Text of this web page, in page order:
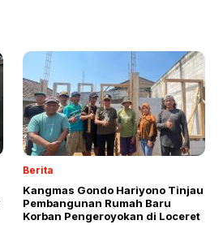
Berita
Kangmas Gondo Hariyono Tinjau
Pembangunan Rumah Baru
Korban Pengeroyokan di Loceret